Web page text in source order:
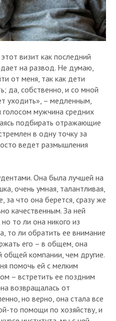
визит как последний
на развод. Не думаю,
от меня, так как дети
да, собственно, и со мной
уходить», – медленным,
мужчина средних
подбирать отражающие
в одну точку за
ведет размышления
Она была лучшей на
очень умная, талантливая,
за что она берется, сразу же
качественным. За ней
то ли она никого из
то ли обратить ее внимание
его – в общем, она
компании, чем другие.
помочь ей с мелким
– встретить ее поздним
возвращалась от
но верно, она стала все
то помощи по хозяйству, и